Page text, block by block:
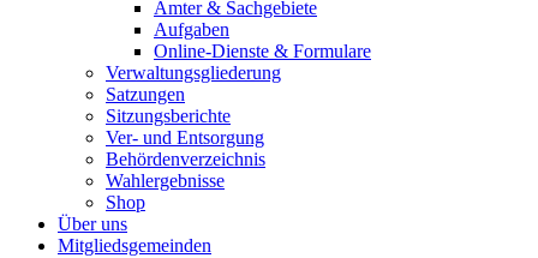
Ämter & Sachgebiete
Aufgaben
Online-Dienste & Formulare
Verwaltungsgliederung
Satzungen
Sitzungsberichte
Ver- und Entsorgung
Behördenverzeichnis
Wahlergebnisse
Shop
Über uns
Mitgliedsgemeinden